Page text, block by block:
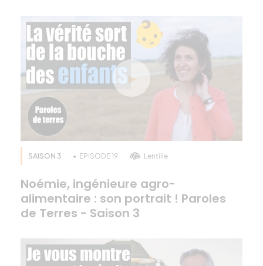
SAISON 3 EPISODE 19 Lentille
Noémie, ingénieure agro-
alimentaire : son portrait ! Paroles
de Terres - Saison 3